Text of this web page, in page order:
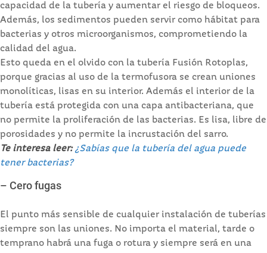
capacidad de la tubería y aumentar el riesgo de bloqueos.
Además, los sedimentos pueden servir como hábitat para
bacterias y otros microorganismos, comprometiendo la
calidad del agua.
Esto queda en el olvido con la tubería Fusión Rotoplas,
porque gracias al uso de la termofusora se crean uniones
monolíticas, lisas en su interior. Además el interior de la
tubería está protegida con una capa antibacteriana, que
no permite la proliferación de las bacterias. Es lisa, libre de
porosidades y no permite la incrustación del sarro.
Te interesa leer:¿Sabías que la tubería del agua puede
tener bacterias?
– Cero fugas
El punto más sensible de cualquier instalación de tuberías
siempre son las uniones. No importa el material, tarde o
temprano habrá una fuga o rotura y siempre será en una